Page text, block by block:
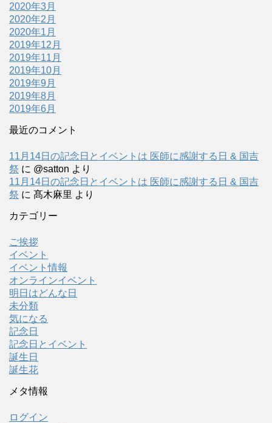
2020年3月
2020年2月
2020年1月
2019年12月
2019年11月
2019年10月
2019年9月
2019年8月
2019年6月
最近のコメント
11月14日の記念日とイベントは 医師に感謝する日 & 国吉
祭 に @satton より
11月14日の記念日とイベントは 医師に感謝する日 & 国吉
祭 に 髙木麻里 より
カテゴリー
ご挨拶
イベント
イベント情報
オンラインイベント
明日はどんな日
未分類
気になる
記念日
記念日とイベント
誕生日
誕生花
メタ情報
ログイン